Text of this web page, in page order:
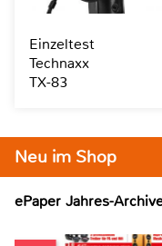
Neu im Shop
ePaper Jahres-
Einzeltest
Technaxx
TX-83